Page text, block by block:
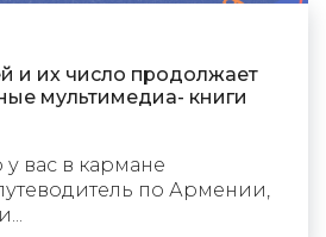
и их число продолжает
мультимедиа- книги
у вас в кармане
по Армении,